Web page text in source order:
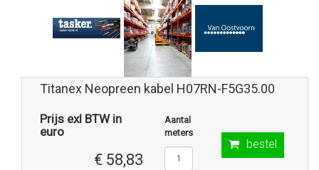
Titanex Neopreen kabel H07RN-F5G35.00
Prijs exl BTW in
euro
€ 58,83
Aantal
meters
bestel